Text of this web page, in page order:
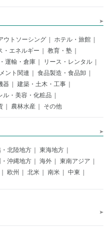
ウトソーシング
ホテル・旅館
・エネルギー
教育・塾
運輸・倉庫
リース・レンタル
ント関連
食品製造・食品卸
器
建築・土木・工事
ル・美容・化粧品
農林水産 その他
北陸地方
東海地方
沖縄地方 海外
東南アジア
欧州 北米 南米
中東